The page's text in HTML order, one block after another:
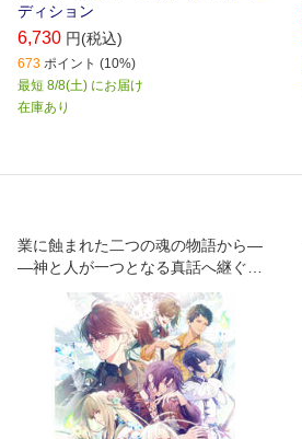
ディション
6,730 円(税込)
673 ポイント (10%)
最短 8/8(土) にお届け
在庫あり
業に蝕まれた二つの魂の物語から―
―神と人が一つとなる真話へ継ぐ物